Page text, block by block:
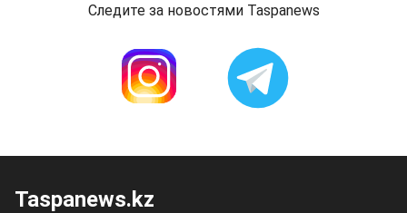
Следите за новостями Taspanews
Taspanews.kz